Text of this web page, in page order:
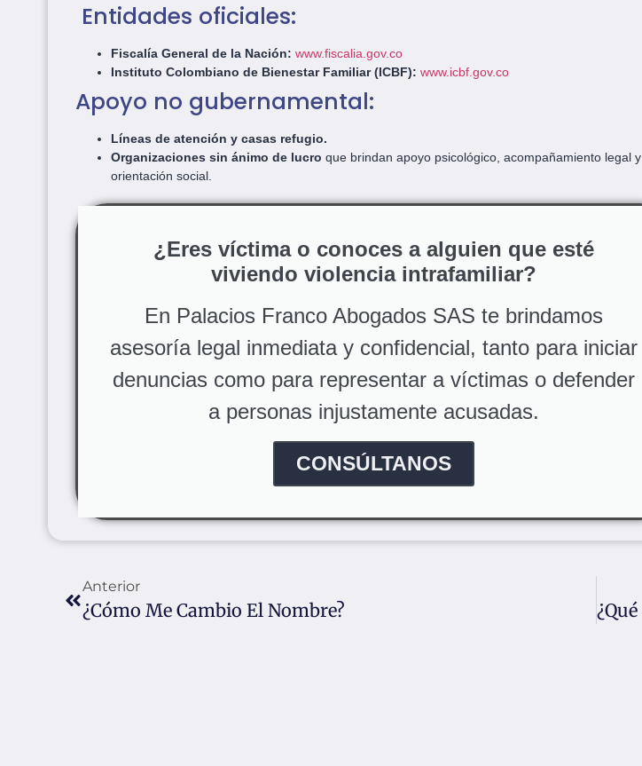
Entidades oficiales:
Fiscalía General de la Nación: www.fiscalia.gov.co
Instituto Colombiano de Bienestar Familiar (ICBF): www.icbf.gov.co
Apoyo no gubernamental:
Líneas de atención y casas refugio.
Organizaciones sin ánimo de lucro que brindan apoyo psicológico, acompañamiento legal y
orientación social.
¿Eres víctima o conoces a alguien que esté
viviendo violencia intrafamiliar?
En Palacios Franco Abogados SAS te brindamos
asesoría legal inmediata y confidencial, tanto para iniciar
denuncias como para representar a víctimas o defender
a personas injustamente acusadas.
CONSÚLTANOS
Anterior
¿Cómo Me Cambio El Nombre?